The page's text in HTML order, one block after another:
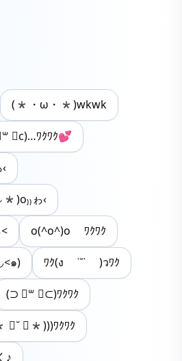
(*・ω・*)wkwk
॑c)…ﾜｸﾜｸ💕
ゎ‹
< o(^o^)o ﾜｸﾜｸ
๑) ﾜｸ(ง ˙˘˙ )วﾜｸ
(⊃ ॑꒳ ॑⊂)ﾜｸﾜｸ
॑*)))ﾜｸﾜｸ
♪